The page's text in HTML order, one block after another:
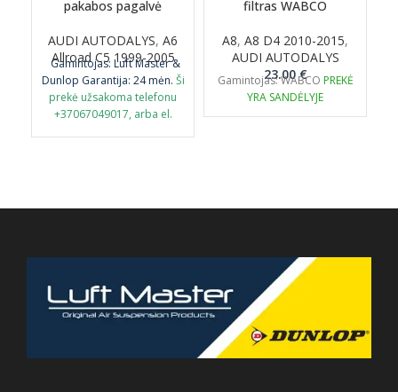
pakabos pagalvė
AUDI AUTODALYS, A6
Allroad C5 1999-2005
Gamintojas: Luft Master &
Dunlop Garantija: 24 mėn. Ši
prekė užsakoma telefonu
+37067049017, arba el.
filtras WABCO
A8, A8 D4 2010-2015,
AUDI AUTODALYS
23.00€
Gamintojas: WABCO PREKĖ
YRA SANDĖLYJE